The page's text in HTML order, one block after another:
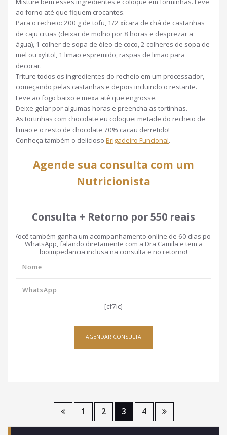
ao forno até que fiquem crocantes.
Para o recheio: 200 g de tofu, 1/2 xícara de chá de castanhas
de caju cruas (deixar de molho por 8 horas e desprezar a
água), 1 colher de sopa de óleo de coco, 2 colheres de sopa de
mel ou xylitol, 1 limão espremido, raspas de limão para
decorar.
Triture todos os ingredientes do recheio em um processador,
começando pelas castanhas e depois incluindo o restante.
Leve ao fogo baixo e mexa até que engrosse.
Deixe gelar por algumas horas e preencha as tortinhas.
As tortinhas com chocolate eu coloquei metade do recheio de
limão e o resto de chocolate 70% cacau derretido!
Conheça também o delicioso Brigadeiro Funcional.
Agende sua consulta com um
Nutricionista
Consulta + Retorno por 550 reais
Você também ganha um acompanhamento online de 60 dias por
WhatsApp, falando diretamente com a Dra Camila e tem a
bioimpedancia inclusa na consulta e no retorno!
[cf7ic]
AGENDAR CONSULTA
Paginação
1 2 3 4